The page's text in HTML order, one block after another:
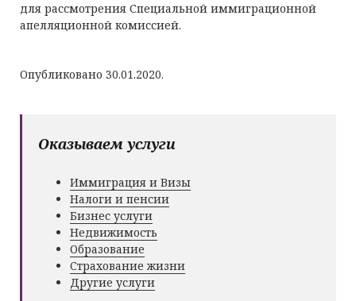
для рассмотрения Специальной иммиграционной
апелляционной комиссией.
Опубликовано 30.01.2020.
Оказываем услуги
Иммиграция и Визы
Налоги и пенсии
Бизнес услуги
Недвижимость
Образование
Страхование жизни
Другие услуги